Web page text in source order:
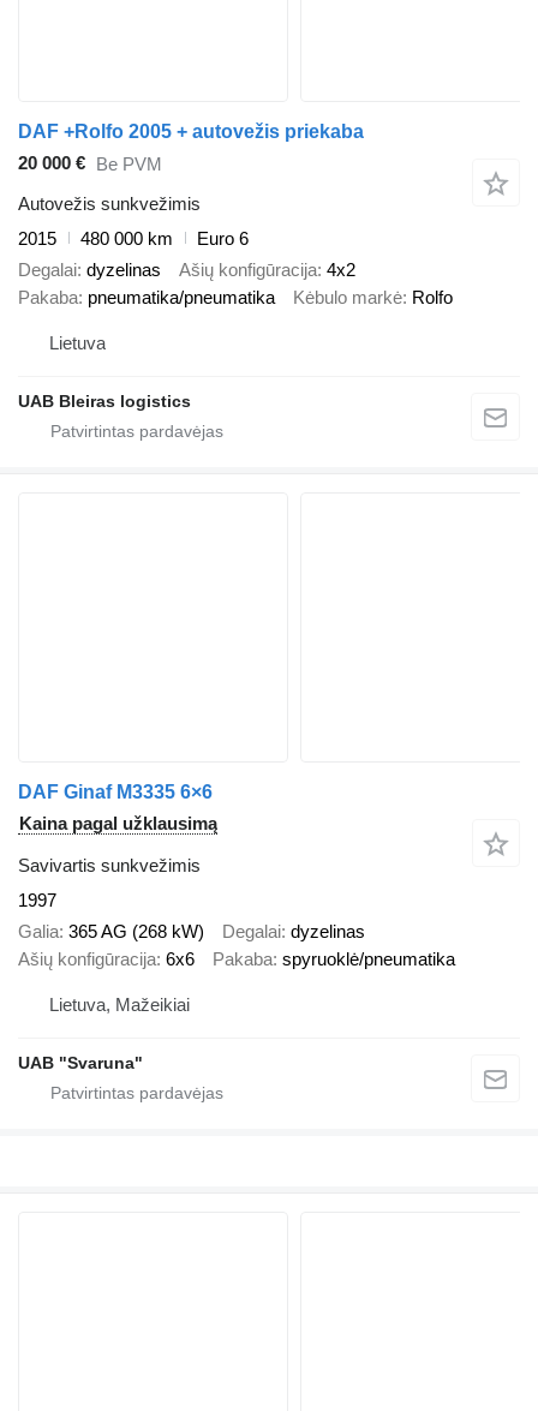
DAF +Rolfo 2005 + autovežis priekaba
20 000 € Be PVM
Autovežis sunkvežimis
2015
480 000 km
Euro 6
Degalai dyzelinas Ašių konfigūracija 4x2
Pakaba pneumatika/pneumatika Kėbulo markė Rolfo
Lietuva
UAB Bleiras logistics
DAF Ginaf M3335 6×6
Kaina pagal užklausimą
Savivartis sunkvežimis
1997
Galia 365 AG (268 kW) Degalai dyzelinas
Ašių konfigūracija 6x6 Pakaba spyruoklė/pneumatika
Lietuva, Mažeikiai
UAB "Svaruna"